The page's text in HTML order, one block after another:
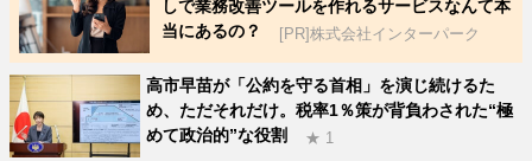
しで業務改善ツールを作れるサービスなんて本
当にあるの？
[PR]株式会社インターパーク
高市早苗が「公約を守る首相」を演じ続けるた
め、ただそれだけ。税率1％策が背負わされた“極
めて政治的”な役割
★ 1